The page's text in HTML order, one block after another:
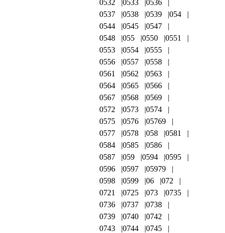
0532
0533
0536
0537
0538 0539
054
0544
0545
0547
0548
055 0550
0551
0553
0554
0555
0556
0557
0558
0561
0562
0563
0564
0565
0566
0567
0568
0569
0572
0573
0574
0575
0576
05769
0577
0578 058
0581
0584
0585
0586
0587
059 0594
0595
0596
0597
05979
0598
0599 06
072
0721
0725 073
0735
0736
0737
0738
0739
0740
0742
0743
0744
0745